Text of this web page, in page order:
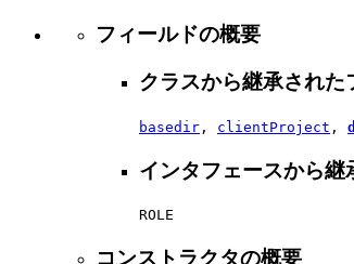
フィールドの概要
クラスから継承された
basedir , clientProject ,
インタフェースから継
ROLE
コンストラクタの概要